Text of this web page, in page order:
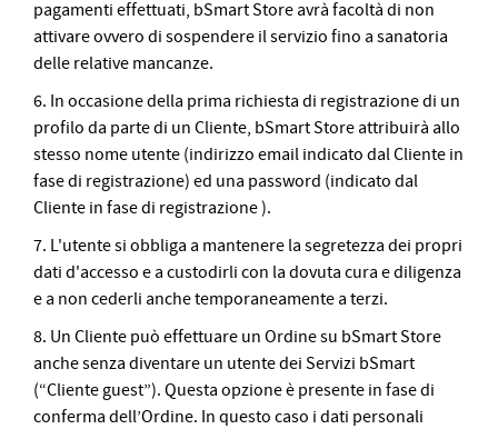
pagamenti effettuati, bSmart Store avrà facoltà di non
attivare ovvero di sospendere il servizio fino a sanatoria
delle relative mancanze.
6. In occasione della prima richiesta di registrazione di un
profilo da parte di un Cliente, bSmart Store attribuirà allo
stesso nome utente (indirizzo email indicato dal Cliente in
fase di registrazione) ed una password (indicato dal
Cliente in fase di registrazione ).
7. L'utente si obbliga a mantenere la segretezza dei propri
dati d'accesso e a custodirli con la dovuta cura e diligenza
e a non cederli anche temporaneamente a terzi.
8. Un Cliente può effettuare un Ordine su bSmart Store
anche senza diventare un utente dei Servizi bSmart
(“Cliente guest”). Questa opzione è presente in fase di
conferma dell’Ordine. In questo caso i dati personali